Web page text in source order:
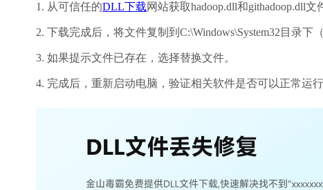
1. 从可信任的DLL下载网站获取hadoop.dll和githadoop.dll文
2. 下载完成后，将文件复制到C:\Windows\System32目录下
3. 如果提示文件已存在，选择替换文件。
4. 完成后，重新启动电脑，验证相关软件是否可以正常运行